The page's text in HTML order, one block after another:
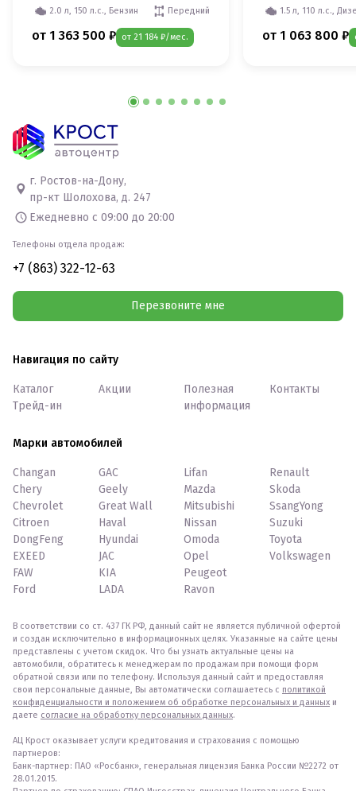
2.0 л, 150 л.с., Бензин
Передний
от 1 363 500 ₽ от 21 184 ₽/мес.
1.5 л, 110 л.с.,
от 1 063 800 ₽
г. Ростов-на-Дону,
пр-кт Шолохова, д. 247
Ежедневно с 09:00 до 20:00
Телефоны отдела продаж:
+7 (863) 322-12-63
Перезвоните мне
Навигация по сайту
Каталог
Трейд-ин
Акции
Полезная
информация
Контакты
Марки автомобилей
Changan
Chery
Chevrolet
Citroen
DongFeng
EXEED
FAW
Ford
GAC
Geely
Great Wall
Haval
Hyundai
JAC
KIA
LADA
Lifan
Mazda
Mitsubishi
Nissan
Omoda
Opel
Peugeot
Ravon
Renault
Skoda
SsangYong
Suzuki
Toyota
Volkswagen
В соответствии со ст. 437 ГК РФ, данный сайт не является публичной офертой
и создан исключительно в информационных целях. Указанные на сайте цены
представлены с учетом скидок. Что бы узнать актуальные цены на
автомобили, обратитесь к менеджерам по продажам при помощи форм
обратной связи или по телефону. Используя данный сайт и предоставляя
свои персональные данные, Вы автоматически соглашаетесь с политикой
конфиденциальности и положением об обработке персональных и данных и
даете согласие на обработку персональных данных.
АЦ Крост оказывает услуги кредитования и страхования с помощью
партнеров:
Банк-партнер: ПАО «Росбанк», генеральная лицензия Банка России №2272 от
28.01.2015.